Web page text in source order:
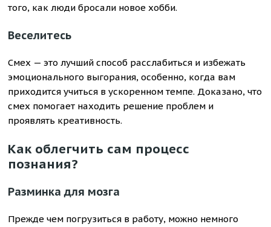
того, как люди бросали новое хобби.
Веселитесь
Смех — это лучший способ расслабиться и избежать
эмоционального выгорания, особенно, когда вам
приходится учиться в ускоренном темпе. Доказано, что
смех помогает находить решение проблем и
проявлять креативность.
Как облегчить сам процесс
познания?
Разминка для мозга
Прежде чем погрузиться в работу, можно немного